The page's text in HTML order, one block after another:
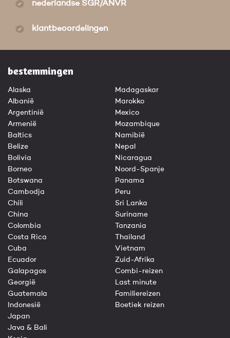
nederlandse SGR/ANVR
klantbeoordelingen
bestemmingen
Alaska
Albanië
Argentinië
Armenië
Baltics
Belize
Bolivia
Borneo
Botswana
Cambodja
Chili
China
Colombia
Costa Rica
Cuba
Ecuador
Galapagos
Georgië
Guatemala
Indonesië
Japan
Java & Bali
Madagaskar
Marokko
Mexico
Mozambique
Namibië
Nepal
Nicaragua
Noord-Spanje
Panama
Peru
Sri Lanka
Suriname
Tanzania
Thailand
Vietnam
Zuid-Afrika
Combi-reizen
Last minute
Familiereizen
Boetiek reizen